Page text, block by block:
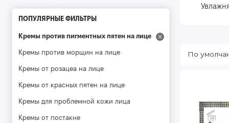
ПОПУЛЯРНЫЕ ФИЛЬТРЫ
Кремы против пигментных пятен на лице
Кремы против морщин на лице
Кремы от розацеа на лице
Кремы от красных пятен на лице
Кремы для проблемной кожи лица
Кремы от постакне